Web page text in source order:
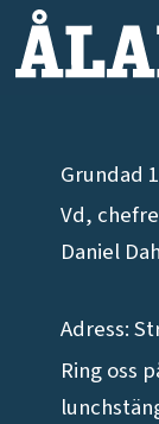
Grundad
Vd,
Daniel
Adress:
Ring oss